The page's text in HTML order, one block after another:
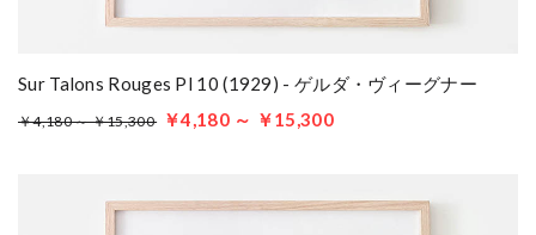
Sur Talons Rouges Pl 10 (1929) - ゲルダ・ヴィーグナー
￥4,180 ～ ￥15,300 ￥4,180 ～ ￥15,300